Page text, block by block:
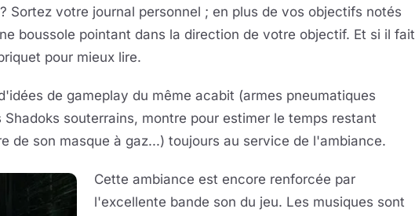
Sortez votre journal personnel ; en plus de vos objectifs notés
boussole pointant dans la direction de votre objectif. Et si il fait
pour mieux lire.
de gameplay du même acabit (armes pneumatiques
souterrains, montre pour estimer le temps restant
de son masque à gaz...) toujours au service de l'ambiance.
Cette ambiance est encore renforcée par
l'excellente bande son du jeu. Les musiques sont